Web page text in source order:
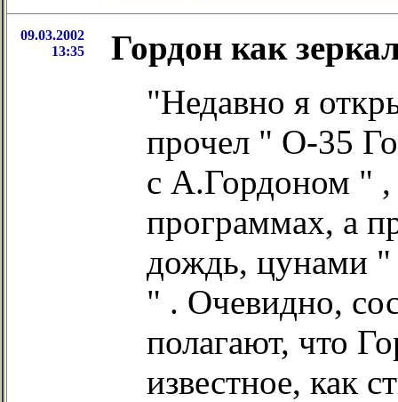
09.03.2002
13:35
Гордон как
"Недавно я
прочел " О-35
с А.Гордоном "
программах, а
дождь, цунами "
" . Очевидно,
полагают, что
известное, как